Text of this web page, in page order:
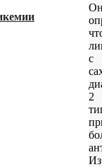
с
2
Из